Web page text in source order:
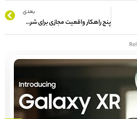
پنج راهکار واقعیت مجازی برای شرکت‌های صنعتی